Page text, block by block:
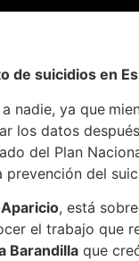
de suicidios en
nadie, ya que
los datos
del Plan
del
, está
el trabajo que
Barandilla que